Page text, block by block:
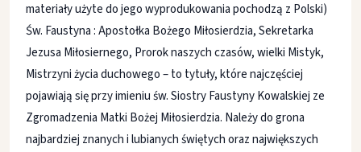
materiały użyte do jego wyprodukowania pochodzą z Polski)
Św. Faustyna : Apostołka Bożego Miłosierdzia, Sekretarka
Jezusa Miłosiernego, Prorok naszych czasów, wielki Mistyk,
Mistrzyni życia duchowego – to tytuły, które najczęściej
pojawiają się przy imieniu św. Siostry Faustyny Kowalskiej ze
Zgromadzenia Matki Bożej Miłosierdzia. Należy do grona
najbardziej znanych i lubianych świętych oraz największych